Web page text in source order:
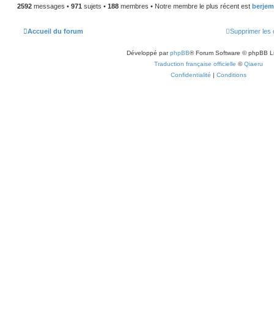
2592 messages • 971 sujets • 188 membres • Notre membre le plus récent est
Accueil du forum Supprimer les
Développé parphpBB® Forum Software © phpBB
Traduction française officielle ©Qiaeru
Confidentialité | Conditions